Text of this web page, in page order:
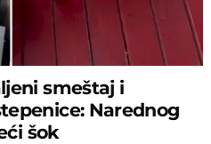
smeštaj i
Narednog
šok